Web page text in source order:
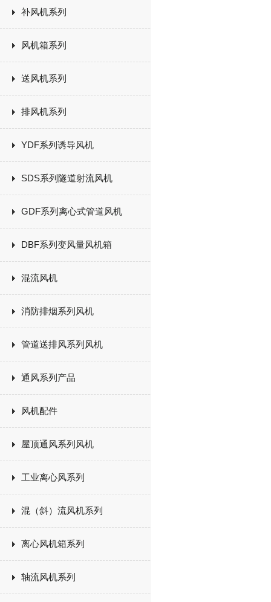
补风机系列
风机箱系列
送风机系列
排风机系列
YDF系列诱导风机
SDS系列隧道射流风机
GDF系列离心式管道风机
DBF系列变风量风机箱
混流风机
消防排烟系列风机
管道送排风系列风机
通风系列产品
风机配件
屋顶通风系列风机
工业离心风系列
混（斜）流风机系列
离心风机箱系列
轴流风机系列